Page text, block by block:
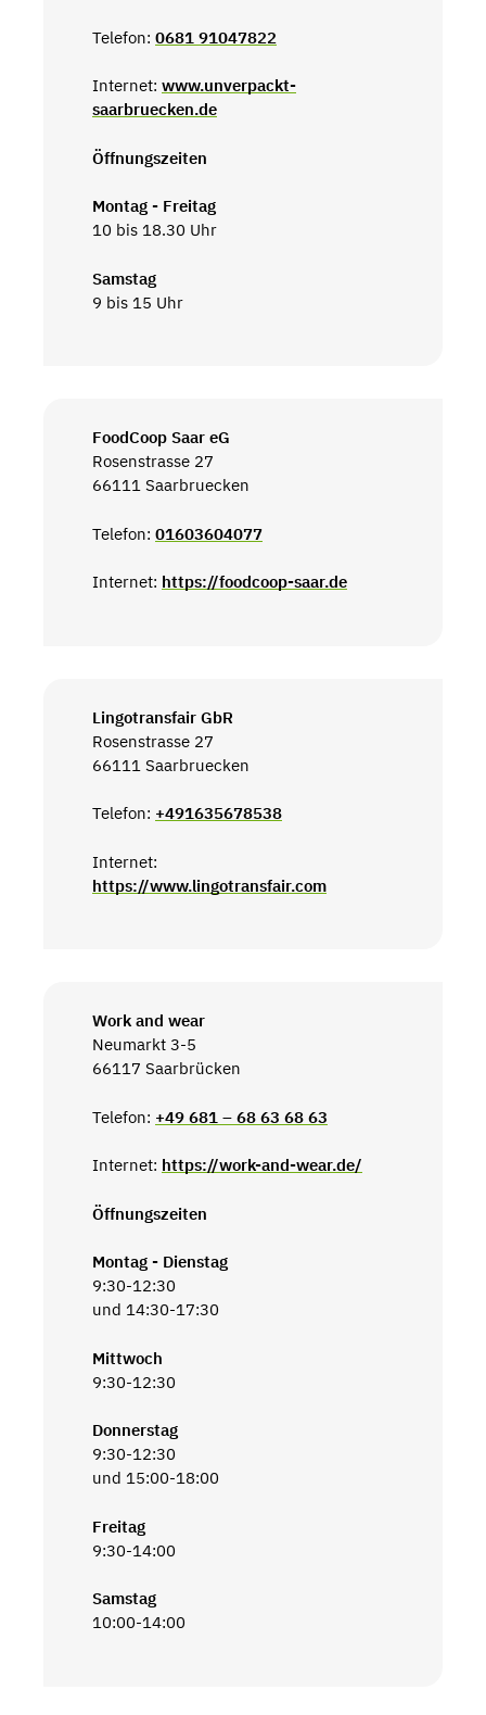
Telefon: 0681 91047822
Internet: www.unverpackt-
saarbruecken.de
Öffnungszeiten
Montag - Freitag
10 bis 18.30 Uhr
Samstag
9 bis 15 Uhr
FoodCoop Saar eG
Rosenstrasse 27
66111 Saarbruecken
Telefon: 01603604077
Internet: https://foodcoop-saar.de
Lingotransfair GbR
Rosenstrasse 27
66111 Saarbruecken
Telefon: +491635678538
Internet:
https://www.lingotransfair.com
Work and wear
Neumarkt 3-5
66117 Saarbrücken
Telefon: +49 681 – 68 63 68 63
Internet: https://work-and-wear.de/
Öffnungszeiten
Montag - Dienstag
9:30-12:30
und 14:30-17:30
Mittwoch
9:30-12:30
Donnerstag
9:30-12:30
und 15:00-18:00
Freitag
9:30-14:00
Samstag
10:00-14:00